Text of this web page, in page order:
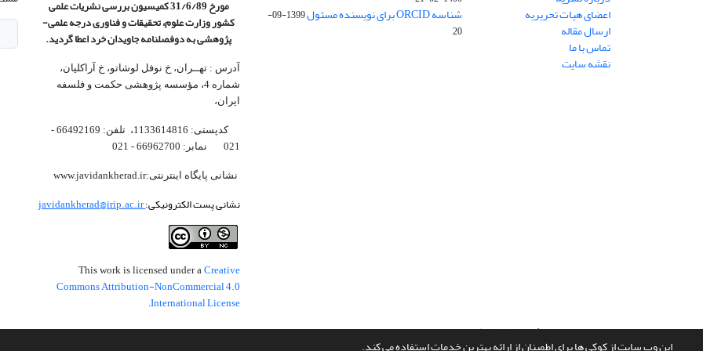
اعضای هیات تحریریه
ارسال مقاله
تماس با ما
نقشه سایت
شناسه ORCID برای نویسنده مسئول
1399-09-
20
مورخ 31/6/89 کمیسیون
بررسی نشریات علمی
کشور وزارت علوم، تحقیقات و فناوری درجه علمی‌-
پژوهشیبه دوفصلنامه جاویدان خرد اعطا گردید.
آدرس : تهــران، خ نوفل لوشاتو، خ آراکلیان،
شماره 4،‌ مؤسسه پژوهشی حکمت و فلسفه
ایران،‌
کدپستی: 1133614816، تلفن: 66492169 -
021 نمابر: 66962700 - 021
نشانی پایگاه اینترنتی:www.javidankherad.ir
نشانی پست الکترونیکی:javidankherad@irip.ac.ir
This work is licensed under aCreative
Commons Attribution-NonCommercial 4.0
International License
.
سامانه مدیریت نشریات علمی.طراحی و پیاده سازی ازسیناوب